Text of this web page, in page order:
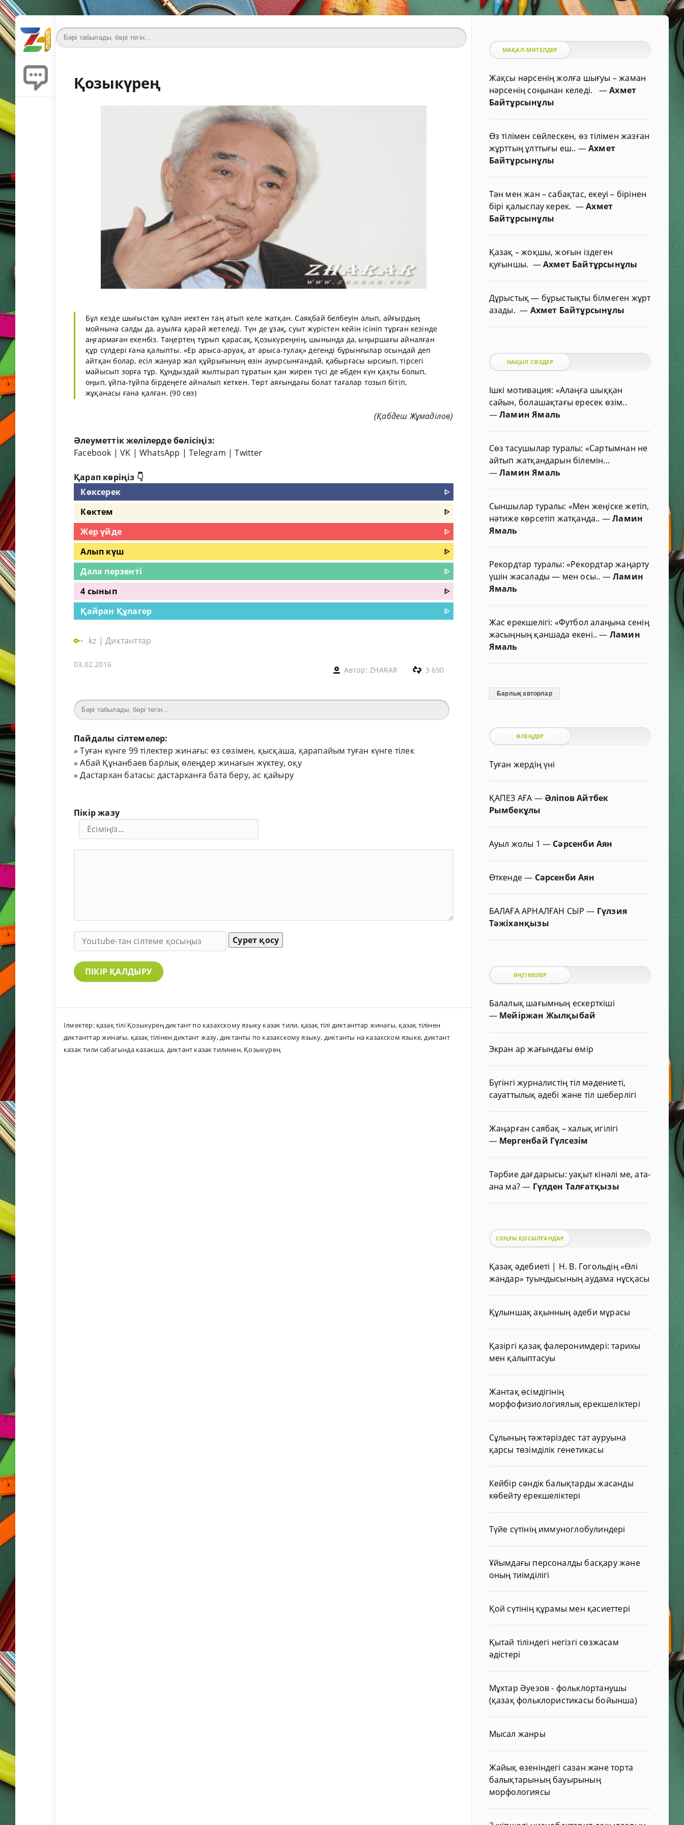
Қозыкүрең
Бұл кезде шығыстан құлан иектен таң атып келе жатқан. Саяқбай белбеуін алып, айғырдың
мойнына салды да, ауылға қарай жетеледі. Түн де ұзақ, суыт жүрістен кейін ісініп тұрған кезінде
аңғармаған екенбіз. Таңертең тұрып қарасақ, Қозыкүреңнің, шынында да, ыңыршағы айналған
құр сүлдері ғана қалыпты. «Ер арыса-аруақ, ат арыса-тулақ» дегенді бұрынғылар осындай деп
айтқан болар, есіл жануар жал құйрығының өзін ауырсынғандай, қабырғасы ырсиып, тірсегі
майысып зорға тұр. Құндыздай жылтырап тұратын қан жирен түсі де әбден күн қақты болып,
оңып, ұйпа-тұйпа бірдеңеге айналып кеткен. Төрт аяғындағы болат тағалар тозып бітіп,
жұқанасы ғана қалған. (90 сөз)
(Қабдеш Жұмаділов)
Әлеуметтік желілерде бөлісіңіз:
Facebook |VK |WhatsApp |Telegram |Twitter
Қарап көріңіз 👇
Көксерек
ᐈ
Көктем
ᐈ
Жер үйде
ᐈ
Алып күш
ᐈ
Дала перзенті
ᐈ
4 сынып
ᐈ
Қайран Құлагер
ᐈ
kz |Диктанттар
03.02.2016
Автор:ZHARAR 3 690
Пайдалы сілтемелер:
»Туған күнге 99 тілектер жинағы: өз сөзімен, қысқаша, қарапайым туған күнге тілек
»Абай Құнанбаев барлық өлеңдер жинағын жүктеу, оқу
»Дастархан батасы: дастарханға бата беру, ас қайыру
Пікір жазу
Сурет қосу
ПІКІР ҚАЛДЫРУ
Ілмектер: қазақ тілі Қозыкүрең диктант по казахскому языку казак тили, қазақ тілі диктанттар жинағы, қазақ тілінен
диктанттар жинағы, қазақ тілінен диктант жазу,диктанты по казахскому языку, диктанты на казахском языке,диктант
казак тили сабагында казакша, диктант казак тилинен, Қозыкүрең
МАҚАЛ-МӘТЕЛДЕР
Жақсы нәрсенің жолға шығуы – жаман
нәрсенің соңынан келеді. —Ахмет
Байтұрсынұлы
Өз тілімен сөйлескен, өз тілімен жазған
жұрттың ұлттығы еш.. —Ахмет
Байтұрсынұлы
Тән мен жан – сабақтас, екеуі – бірінен
бірі қалыспау керек. —Ахмет
Байтұрсынұлы
Қазақ – жоқшы, жоғын іздеген
қуғыншы. —Ахмет Байтұрсынұлы
Дұрыстық — бұрыстықты білмеген жұрт
азады.— Ахмет Байтұрсынұлы
НАҚЫЛ СӨЗДЕР
Ішкі мотивация: «Алаңға шыққан
сайын, болашақтағы ересек өзім..
—Ламин Ямаль
Сөз тасушылар туралы: «Сартымнан не
айтып жатқандарын білемін...
—Ламин Ямаль
Сыншылар туралы: «Мен жеңіске жетіп,
нәтиже көрсетіп жатқанда.. —Ламин
Ямаль
Рекордтар туралы: «Рекордтар жаңарту
үшін жасалады — мен осы.. —Ламин
Ямаль
Жас ерекшелігі: «Футбол алаңына сенің
жасыңның қаншада екені..— Ламин
Ямаль
Барлық авторлар
ӨЛЕҢДЕР
Туған жердің үні
ҚАПЕЗ АҒА — Әліпов Айтбек
Рымбекұлы
Ауыл жолы 1 — Сәрсенби Аян
Өткенде— Сәрсенби Аян
БАЛАҒА АРНАЛҒАН СЫР— Гүлзия
Тәжіханқызы
ӘҢГІМЕЛЕР
Балалық шағымның ескерткіші
— Мейіржан Жылқыбай
Экран ар жағындағы өмір
Бүгінгі журналистің тіл мәдениеті,
сауаттылық әдебі және тіл шеберлігі
Жаңарған саябақ – халық игілігі
— Мергенбай Гүлсезім
Тәрбие дағдарысы: уақыт кінәлі ме, ата-
ана ма?— Гүлден Талғатқызы
СОҢҒЫ ҚОСЫЛҒАНДАР
Қазақ әдебиеті | Н. В. Гогольдің «Өлі
жандар» туындысының аудама нұсқасы
Құлыншақ ақынның әдеби мұрасы
Қазіргі қазақ фалеронимдері: тарихы
мен қалыптасуы
Жантақ өсімдігінің
морфофизиологиялық ерекшеліктері
Сұлының тәжтәріздес тат ауруына
қарсы төзімділік генетикасы
Кейбір сәндік балықтарды жасанды
көбейту ерекшеліктері
Түйе сүтінің иммуноглобулиндері
Ұйымдағы персоналды басқару және
оның тиімділігі
Қой сүтінің құрамы мен қасиеттері
Қытай тіліндегі негізгі сөзжасам
әдістері
Мұхтар Әуезов - фольклортанушы
(қазақ фольклористикасы бойынша)
Мысал жанры
Жайық өзеніндегі сазан және торта
балықтарының бауырының
морфологиясы